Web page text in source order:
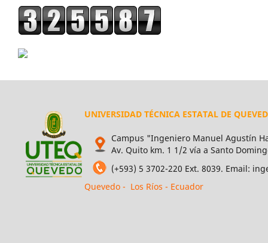
UNIVERSIDAD TÉCNICA ESTATAL DE
Campus "Ingeniero Manuel Agustín
Av. Quito km. 1 1/2 vía a Santo
(+593) 5 3702-220 Ext. 8039. Email:
Quevedo - Los Ríos - Ecuador